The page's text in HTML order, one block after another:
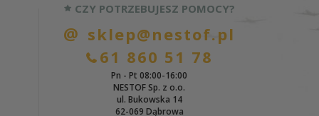
CZY POTRZEBUJESZ POMOCY?
sklep@nestof.pl
61 860 51 78
Pn - Pt 08:00-16:00
NESTOF Sp. z o.o.
ul. Bukowska 14
62-069 Dąbrowa